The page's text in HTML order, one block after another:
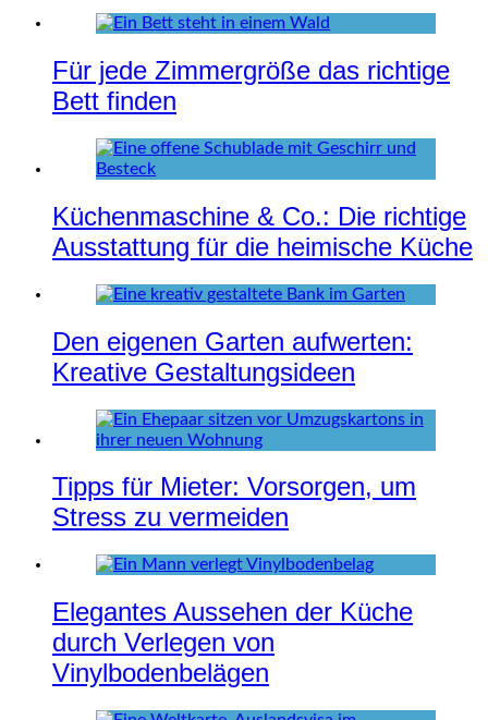
Für jede Zimmergröße das richtige
Bett finden
Küchenmaschine & Co.: Die richtige
Ausstattung für die heimische Küche
Den eigenen Garten aufwerten:
Kreative Gestaltungsideen
Tipps für Mieter: Vorsorgen, um
Stress zu vermeiden
Elegantes Aussehen der Küche
durch Verlegen von
Vinylbodenbelägen